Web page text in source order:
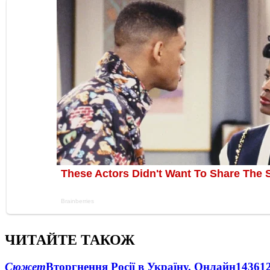
ЧИТАЙТЕ ТАКОЖ
СюжетВторгнення Росії в Україну. Онлайн1436